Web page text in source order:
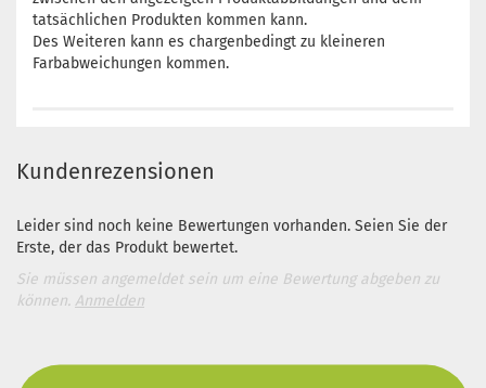
tatsächlichen Produkten kommen kann.
Des Weiteren kann es chargenbedingt zu kleineren
Farbabweichungen kommen.
Kundenrezensionen
Leider sind noch keine Bewertungen vorhanden. Seien Sie der
Erste, der das Produkt bewertet.
Sie müssen angemeldet sein um eine Bewertung abgeben zu
können. Anmelden